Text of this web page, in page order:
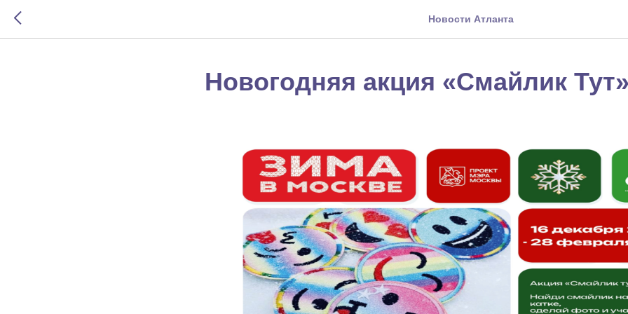
Новости Атланта
Новогодняя акция «Смайлик